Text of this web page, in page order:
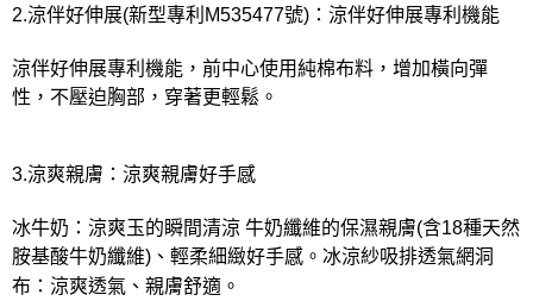
2.涼伴好伸展(新型專利M535477號)：涼伴好伸展專利機能
涼伴好伸展專利機能，前中心使用純棉布料，增加橫向彈
性，不壓迫胸部，穿著更輕鬆。
3.涼爽親膚：涼爽親膚好手感
冰牛奶：涼爽玉的瞬間清涼 牛奶纖維的保濕親膚(含18種天然
胺基酸牛奶纖維)、輕柔細緻好手感。冰涼紗吸排透氣網洞
布：涼爽透氣、親膚舒適。